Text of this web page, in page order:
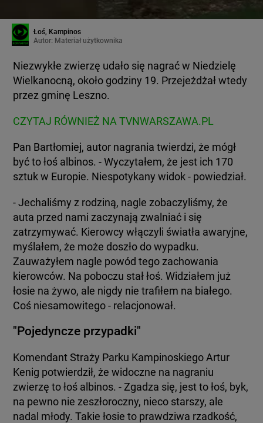
Łoś, Kampinos
Autor: Materiał użytkownika
Niezwykłe zwierzę udało się nagrać w Niedzielę
Wielkanocną, około godziny 19. Przejeżdżał wtedy
przez gminę Leszno.
CZYTAJ RÓWNIEŻ NA TVNWARSZAWA.PL
Pan Bartłomiej, autor nagrania twierdzi, że mógł
być to łoś albinos. - Wyczytałem, że jest ich 170
sztuk w Europie. Niespotykany widok - powiedział.
- Jechaliśmy z rodziną, nagle zobaczyliśmy, że
auta przed nami zaczynają zwalniać i się
zatrzymywać. Kierowcy włączyli światła awaryjne,
myślałem, że może doszło do wypadku.
Zauważyłem nagle powód tego zachowania
kierowców. Na poboczu stał łoś. Widziałem już
łosie na żywo, ale nigdy nie trafiłem na białego.
Coś niesamowitego - relacjonował.
"Pojedyncze przypadki"
Komendant Straży Parku Kampinoskiego Artur
Kenig potwierdził, że widoczne na nagraniu
zwierzę to łoś albinos. - Zgadza się, jest to łoś, byk,
na pewno nie zeszłoroczny, nieco starszy, ale
nadal młody. Takie łosie to prawdziwa rzadkość,